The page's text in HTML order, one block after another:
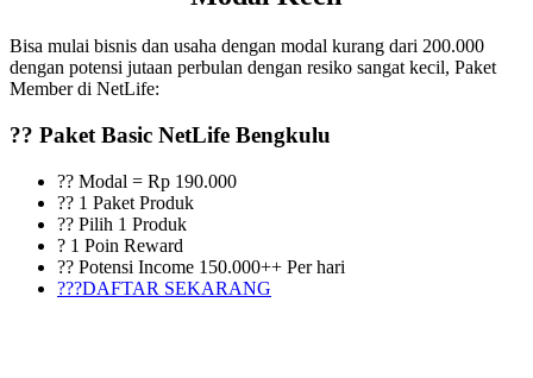
Bisa mulai bisnis dan usaha dengan modal kurang dari 200.000
dengan potensi jutaan perbulan dengan resiko sangat kecil, Paket
Member di NetLife:
?? Paket Basic NetLife Bengkulu
?? Modal = Rp 190.000
?? 1 Paket Produk
?? Pilih 1 Produk
? 1 Poin Reward
?? Potensi Income 150.000++ Per hari
???DAFTAR SEKARANG